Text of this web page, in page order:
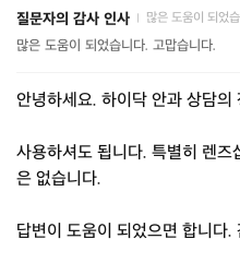
질문자의 감사 인사 많은 도움이 되었
많은 도움이 되었습니다. 고맙습니다.
안녕하세요. 하이닥 안과 상담의
사용하셔도 됩니다. 특별히 렌
은 없습니다.
답변이 도움이 되었으면 합니다.